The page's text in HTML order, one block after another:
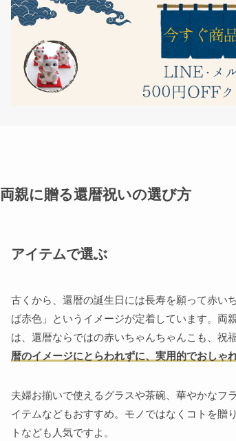
両親に贈る還暦祝いの選び方
アイテムで選ぶ
古くから、還暦の誕生日には長寿を願って赤い
ば赤色」というイメージが定着しています。両
は、還暦ならではの赤いちゃんちゃんこも、祝
暦のイメージにとらわれずに、実用的でおしゃ
夫婦お揃いで使えるグラスや茶碗、華やかなフ
イテムなどもおすすめ。モノではなくコトを贈
トなども人気ですよ。